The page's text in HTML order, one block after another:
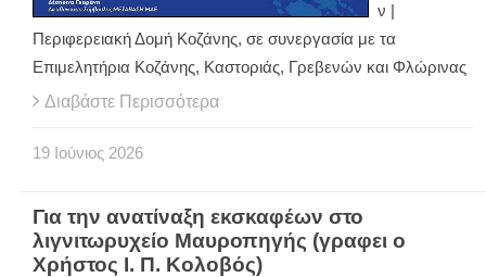
ν |
Περιφερειακή Δομή Κοζάνης, σε συνεργασία με τα
Επιμελητήρια Κοζάνης, Καστοριάς, Γρεβενών και Φλώρινας
Διαβάστε Περισσότερα
19 Ιούνιος 2026
Για την ανατίναξη εκσκαφέων στο
λιγνιτωρυχείο Μαυροπηγής (γραφει ο
Χρήστος Ι. Π. Κολοβός)